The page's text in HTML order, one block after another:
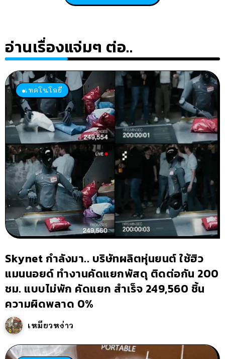
อ่านเรื่องแจ่มๆ ต่อ..
เทคโนโลยี
Skynet กำลังมา.. บริษัทผลิตหุ่นยนต์ ใช้ฮิว
แมนนอยด์ ทำงานคัดแยกพัสดุ ติดต่อกัน 200
ชม. แบบไม่พัก คัดแยก สำเร็จ 249,560 ชิ้น
ความผิดพลาด 0%
เหมียวหง่าว